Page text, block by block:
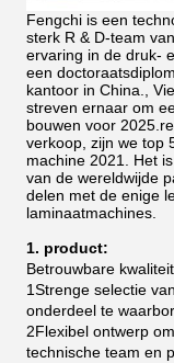
Fengchi is een
sterk R & D-team
ervaring in de druk-
een
kantoor in China.,
streven ernaar om
bouwen voor
verkoop, zijn we top
machine 2021. Het
van de wereldwijde
delen met de enige
laminaatmachines.
1. product:
Betrouwbare kwaliteit
1Strenge selectie
onderdeel te
2Flexibel ontwerp
technische team en